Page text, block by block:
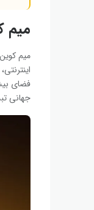
میم
میم‌
جهانی